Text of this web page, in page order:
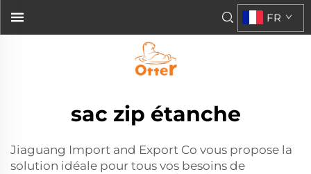
FR
sac zip étanche
Jiaguang Import and Export Co vous propose la
solution idéale pour tous vos besoins de